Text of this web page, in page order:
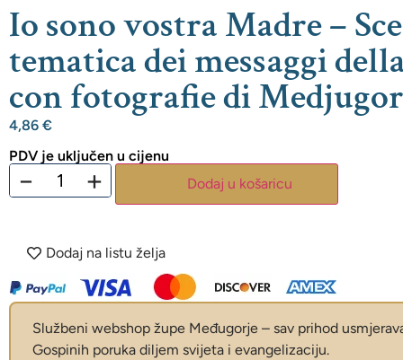
Io sono vostra Madre –
tematica dei messaggi
con fotografie di
4,86 €
PDV je uključen u cijenu
− + Dodaj u košaricu
Dodaj na listu želja
Službeni webshop župe Međugorje – sav prihod
Gospinih poruka diljem svijeta i evangelizaciju.